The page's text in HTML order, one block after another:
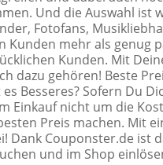
Und die Auswahl ist
Fotofans,
Kunden mehr als genug
Kunden. Mit
dazu gehören! Beste
Besseres? Sofern Du
Einkauf nicht um die
Preis machen. Mit
Dank Couponster.de ist
und im Shop